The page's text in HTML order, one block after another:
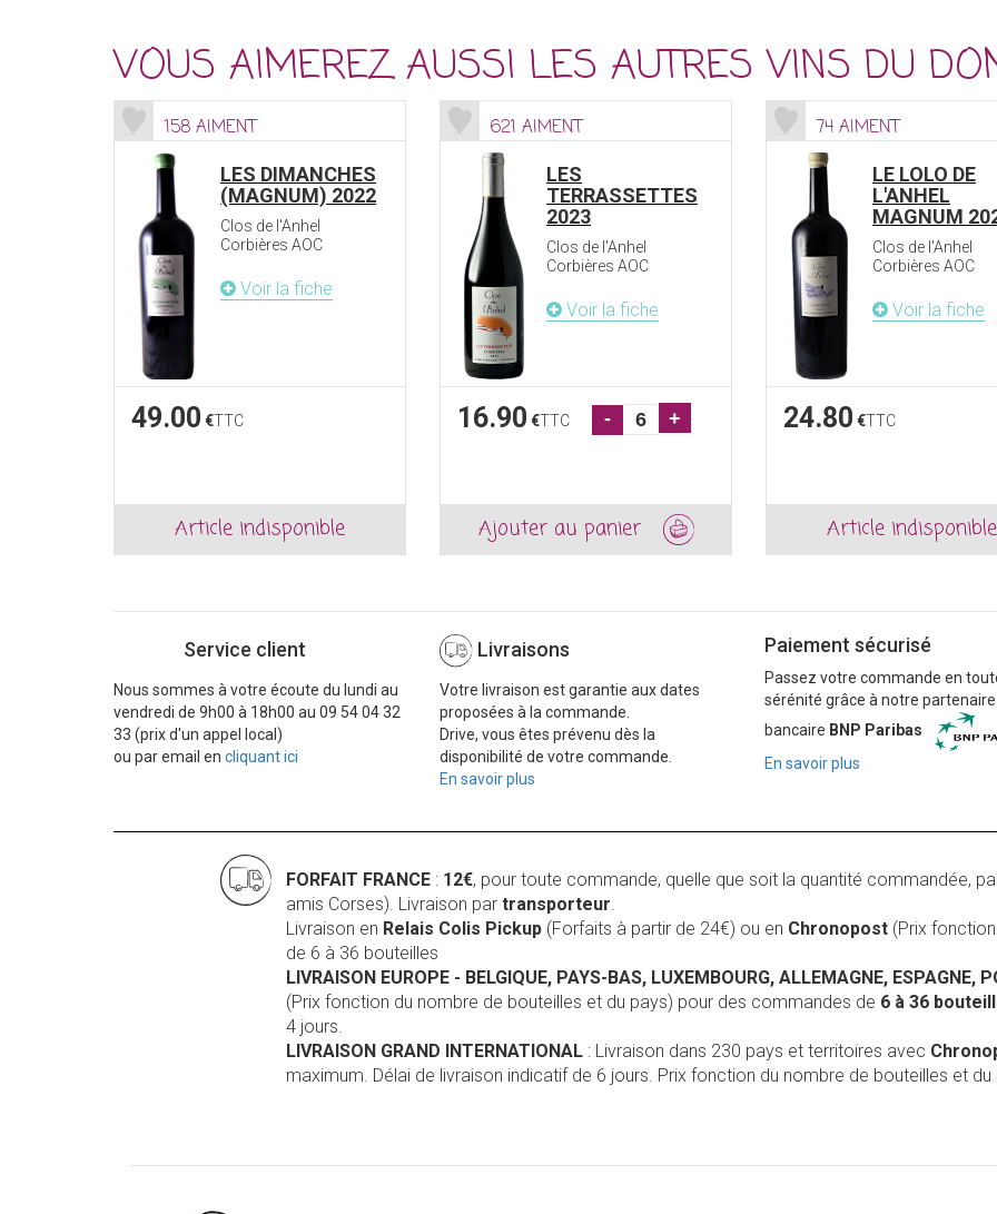
VOUS AIMEREZ AUSSI LES AUTRES VINS DU
158 AIMENT
LES DIMANCHES
(MAGNUM) 2022
Clos de l'Anhel
Corbières AOC
Voir la fiche
49.00 €TTC
Article indisponible
621 AIMENT
LES
TERRASSETTES
2023
Clos de l'Anhel
Corbières AOC
Voir la fiche
16.90 €TTC - +
Ajouter au panier
74 AIMENT
LE LOLO DE
L'ANHEL
MAGNUM
Clos de l'Anhel
Corbières AOC
Voir la fiche
24.80 €TTC
Article indisponible
Service client
Nous sommes à votre écoute du lundi au
vendredi de 9h00 à 18h00 au 09 54 04 32
33 (prix d'un appel local)
ou par email en cliquant ici
Livraisons
Votre livraison est garantie aux dates
proposées à la commande.
Drive, vous êtes prévenu dès la
disponibilité de votre commande.
En savoir plus
Paiement sécurisé
Passez votre commande en
sérénité grâce à notre partenaire
bancaire BNP Paribas
En savoir plus
FORFAIT FRANCE : 12€, pour toute commande, quelle que soit la quantité commandée,
amis Corses). Livraison partransporteur.
Livraison en Relais Colis Pickup (Forfaits à partir de 24€) ou en Chronopost (Prix
de 6 à 36 bouteilles
LIVRAISON EUROPE - BELGIQUE, PAYS-BAS, LUXEMBOURG, ALLEMAGNE, ESPAGNE,
(Prix fonction du nombre de bouteilles et du pays) pour des commandes de 6 à 36
4 jours.
LIVRAISON GRAND INTERNATIONAL : Livraison dans 230 pays et territoires avec
maximum. Délai de livraison indicatif de 6 jours. Prix fonction du nombre de bouteilles et du